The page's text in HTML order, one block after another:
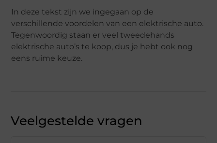
In deze tekst zijn we ingegaan op de
verschillende voordelen van een elektrische auto.
Tegenwoordig staan er veel tweedehands
elektrische auto’s te koop, dus je hebt ook nog
eens ruime keuze.
Veelgestelde vragen